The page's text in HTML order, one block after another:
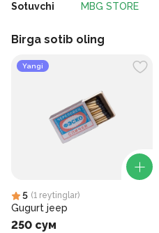
Sotuvchi MBG STORE
Birga sotib oling
Yangi
5 (1 reytinglar)
Gugurt jeep
250 сум